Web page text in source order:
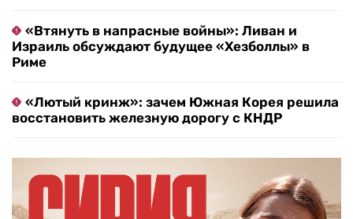
«Втянуть в напрасные войны»: Ливан и
Израиль обсуждают будущее «Хезболлы» в
Риме
«Лютый кринж»: зачем Южная Корея решила
восстановить железную дорогу с КНДР